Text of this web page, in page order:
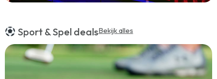
Sport & Spel dealsBekijk alles